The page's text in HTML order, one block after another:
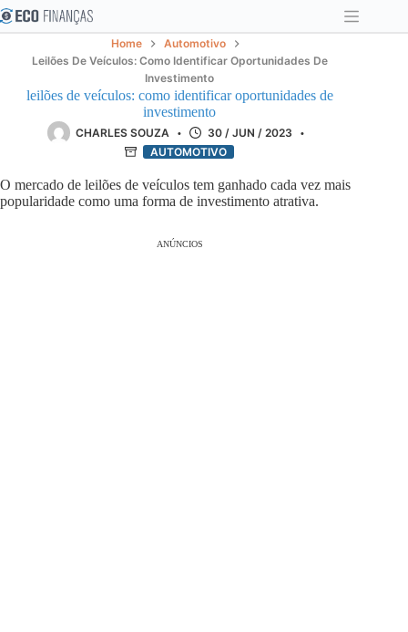
Pular
para
conteúdo
Home
Automotivo
Leilões De Veículos: Como Identificar Oportunidades De
Investimento
leilões de veículos: como identificar oportunidades de
investimento
CHARLES SOUZA
30 / JUN / 2023
AUTOMOTIVO
O mercado de leilões de veículos tem ganhado cada vez mais
popularidade como uma forma de investimento atrativa.
ANÚNCIOS